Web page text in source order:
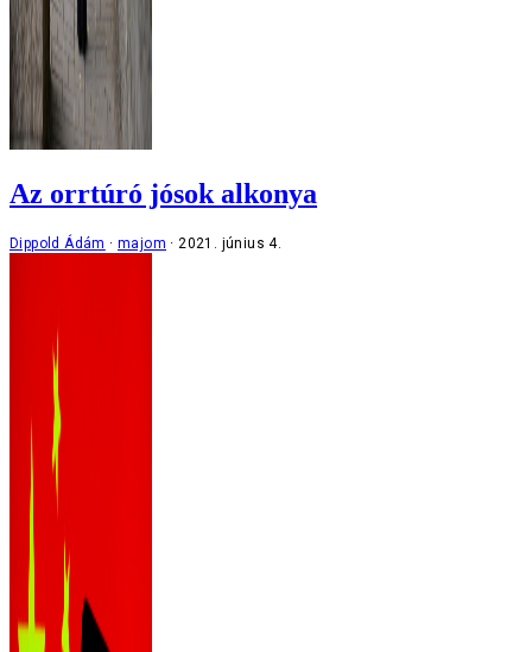
Az orrtúró jósok alkonya
Dippold Ádám majom 2021. június 4.